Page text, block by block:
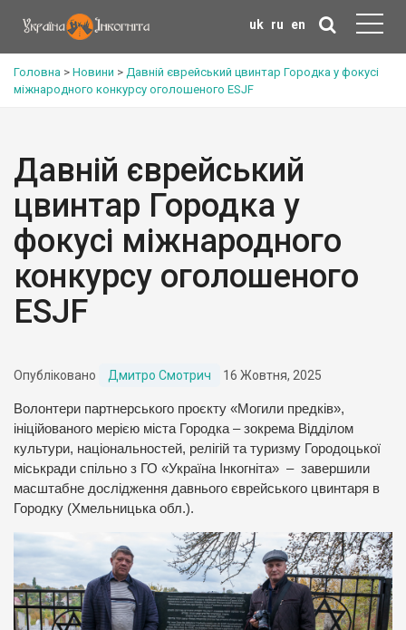
uk ru en
Головна > Новини > Давній єврейський цвинтар Городка у фокусі
міжнародного конкурсу оголошеного ESJF
Давній єврейський
цвинтар Городка у
фокусі міжнародного
конкурсу оголошеного
ESJF
Опубліковано Дмитро Смотрич 16 Жовтня, 2025
Волонтери партнерського проєкту «Могили предків»,
ініційованого мерією міста Городка – зокрема Відділом
культури, національностей, релігій та туризму Городоцької
міськради спільно з ГО «Україна Інкогніта» – завершили
масштабне дослідження давнього єврейського цвинтаря в
Городку (Хмельницька обл.).